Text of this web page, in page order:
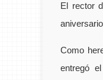
El rector
Como
entregó